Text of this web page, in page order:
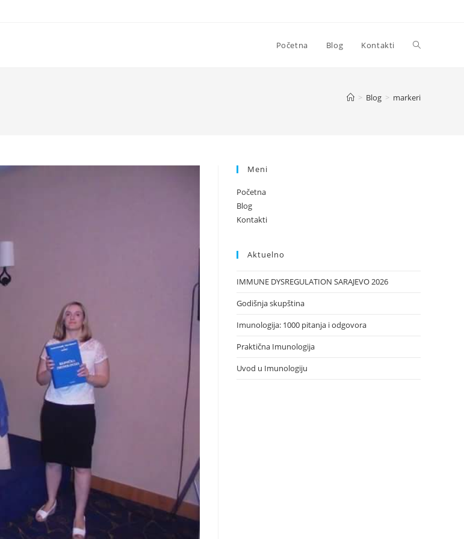
Početna Blog Kontakti Toggle
> Blog > markeri
Meni
Početna
Blog
Kontakti
Aktuelno
IMMUNE DYSREGULATION SARAJEVO 2026
Godišnja skupština
Imunologija: 1000 pitanja i odgovora
Praktična Imunologija
Uvod u Imunologiju